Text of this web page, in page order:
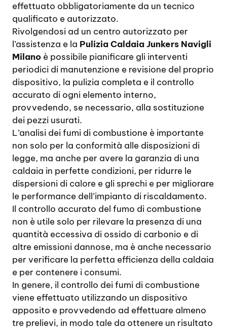
effettuato obbligatoriamente da un tecnico
qualificato e autorizzato.
Rivolgendosi ad un centro autorizzato per
l’assistenza e la Pulizia Caldaia Junkers Navigli
Milano è possibile pianificare gli interventi
periodici di manutenzione e revisione del proprio
dispositivo, la pulizia completa e il controllo
accurato di ogni elemento interno,
provvedendo, se necessario, alla sostituzione
dei pezzi usurati.
L’analisi dei fumi di combustione è importante
non solo per la conformità alle disposizioni di
legge, ma anche per avere la garanzia di una
caldaia in perfette condizioni, per ridurre le
dispersioni di calore e gli sprechi e per migliorare
le performance dell’impianto di riscaldamento.
Il controllo accurato del fumo di combustione
non è utile solo per rilevare la presenza di una
quantità eccessiva di ossido di carbonio e di
altre emissioni dannose, ma è anche necessario
per verificare la perfetta efficienza della caldaia
e per contenere i consumi.
In genere, il controllo dei fumi di combustione
viene effettuato utilizzando un dispositivo
apposito e provvedendo ad effettuare almeno
tre prelievi, in modo tale da ottenere un risultato